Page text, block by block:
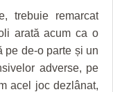
trebuie remarcat
arată acum ca o
pe de-o parte și un
adverse, pe
acel joc dezlânat,